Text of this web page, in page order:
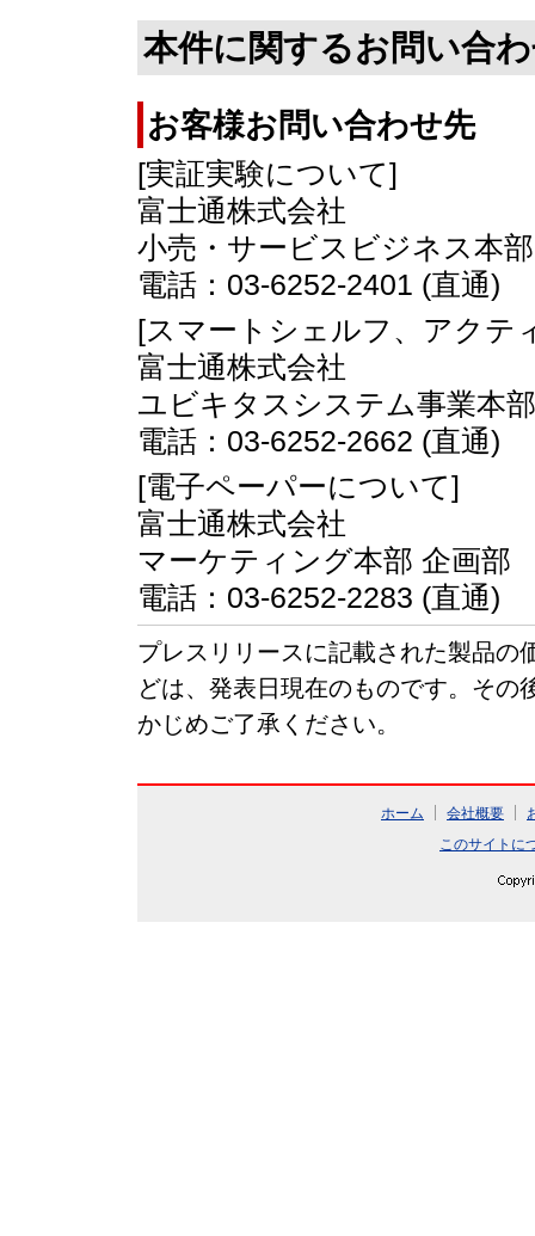
本件に関するお問い合
お客様お問い合わせ先
[実証実験について]
富士通株式会社
小売・サービスビジネス本
電話：03-6252-2401 (直通)
[スマートシェルフ、アクテ
富士通株式会社
ユビキタスシステム事業本
電話：03-6252-2662 (直通)
[電子ペーパーについて]
富士通株式会社
マーケティング本部 企画部
電話：03-6252-2283 (直通)
プレスリリースに記載された製品の
どは、発表日現在のものです。そ
かじめご了承ください。
ホーム 会社概要
このサイトに